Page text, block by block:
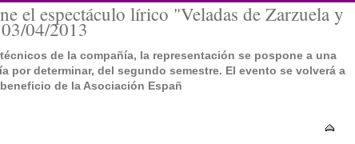
el espectáculo lírico "Veladas de Zarzuela y
03/04/2013
de la compañía, la representación se pospone a una
por determinar, del segundo semestre. El evento se volverá a
de la Asociación Españ